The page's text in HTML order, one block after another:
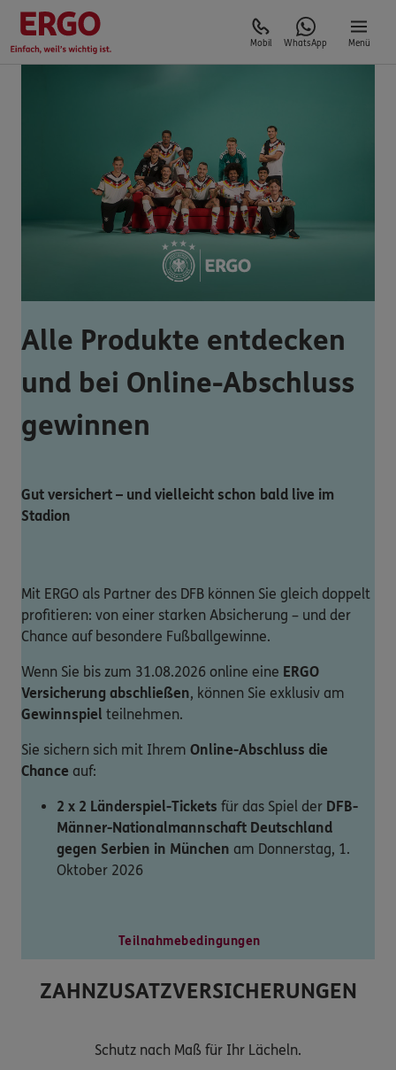
Mobil WhatsApp Menü
Alle Produkte entdecken
und bei Online-Abschluss
gewinnen
Gut versichert – und vielleicht schon bald live im
Stadion
Mit ERGO als Partner des DFB können Sie gleich doppelt
profitieren: von einer starken Absicherung – und der
Chance auf besondere Fußballgewinne.
Wenn Sie bis zum 31.08.2026 online eine ERGO
Versicherung abschließen, können Sie exklusiv am
Gewinnspiel teilnehmen.
Sie sichern sich mit Ihrem Online-Abschluss die
Chance auf:
2 x 2 Länderspiel-Tickets für das Spiel der DFB-
Männer-Nationalmannschaft Deutschland
gegen Serbien in München am Donnerstag, 1.
Oktober 2026
Teilnahmebedingungen
ZAHNZUSATZVERSICHERUNGEN
Schutz nach Maß für Ihr Lächeln.